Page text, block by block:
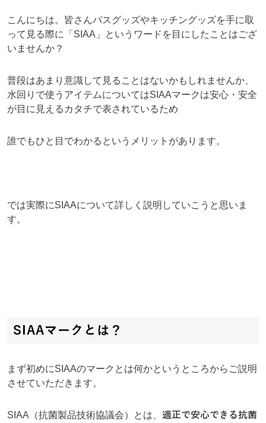
こんにちは。皆さんバスグッズやキッチングッズを手に取
って見る際に「SIAA」というワードを目にしたことはござ
いませんか？
普段はあまり意識して見ることはないかもしれませんか、
水回りで使うアイテムについてはSIAAマークは安心・安全
が目に見えるカタチで表されているため
誰でもひと目でわかるというメリットがあります。
では実際にSIAAについて詳しく説明していこうと思いま
す。
SIAAマークとは？
まず初めにSIAAのマークとは何かというところからご説明
させていただきます。
SIAA（抗菌製品技術協議会）とは、 適正で安心できる抗菌